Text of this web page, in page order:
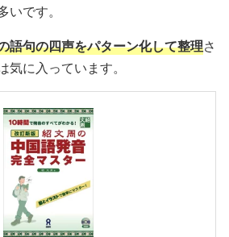
です。
語句の四声をパターン化して整理さ
に入っています。